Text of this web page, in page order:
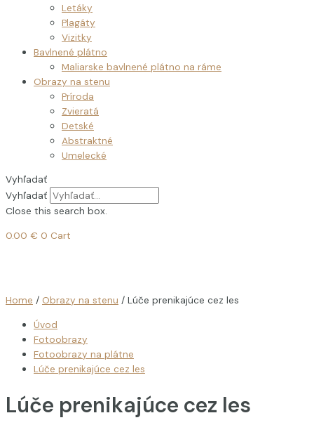
Letáky
Plagáty
Vizitky
Bavlnené plátno
Maliarske bavlnené plátno na ráme
Obrazy na stenu
Príroda
Zvieratá
Detské
Abstraktné
Umelecké
Vyhľadať
Vyhľadať
Close this search box.
0.00 € 0 Cart
Home / Obrazy na stenu / Lúče prenikajúce cez les
Úvod
Fotoobrazy
Fotoobrazy na plátne
Lúče prenikajúce cez les
Lúče prenikajúce cez les